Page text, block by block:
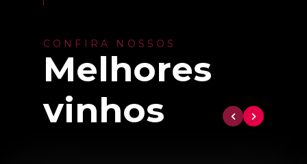
CONFIRA NOSSOS
Melhores
vinhos